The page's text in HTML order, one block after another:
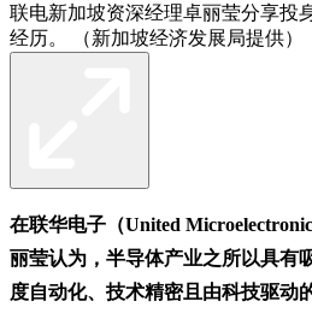
联电新加坡资深经理卓丽莹分享投
经历。 （新加坡经济发展局提供）
在联华电子（United
丽莹认为，半导体产业之所以具有
度自动化、技术精密且由科技驱动